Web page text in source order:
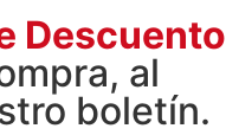
Descuento
al
boletín.